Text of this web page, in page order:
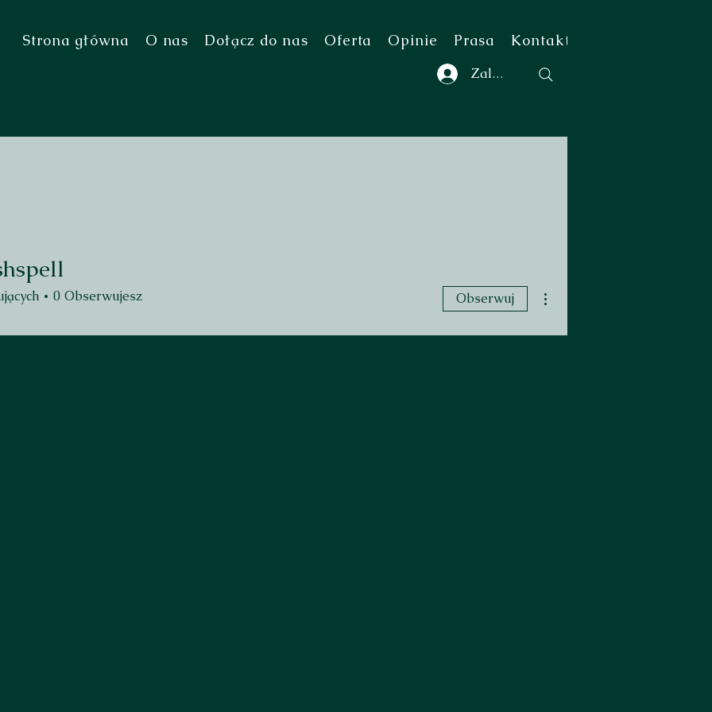
Strona główna O nas Dołącz do nas Oferta Opinie Prasa Kontakt
Zaloguj się
0 Obserwujesz Obserwuj